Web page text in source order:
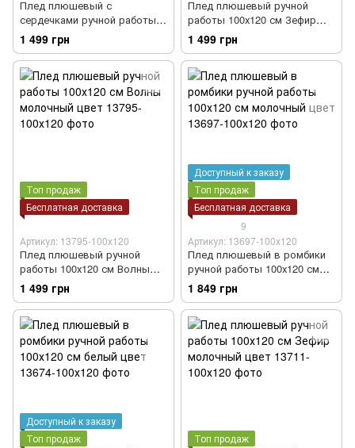
Плед плюшевый с
сердечками ручной работы
100х120 см белый цвет
1 499 грн
Плед плюшевый ручной
работы 100х120 см Зефир
белый цвет
1 499 грн
Топ продаж
Бесплатная доставка
Артикул: 13795-100х120
Плед плюшевый ручной
работы 100х120 см Волны
молочный цвет
1 499 грн
Доступный к заказу
Топ продаж
Бесплатная доставка
9
Артикул: 13697-100х120
Плед плюшевый в ромбики
ручной работы 100х120 см
молочный цвет
1 849 грн
Доступный к заказу
Топ продаж
Топ продаж